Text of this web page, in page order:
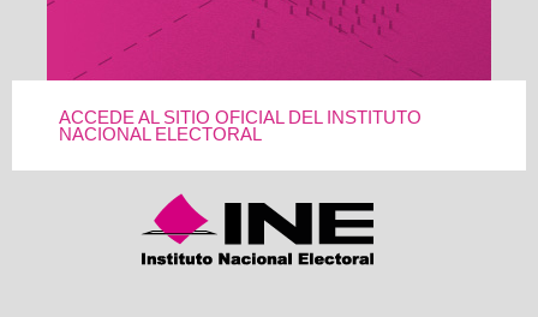
ACCEDE AL SITIO OFICIAL DEL INSTITUTO
NACIONAL ELECTORAL